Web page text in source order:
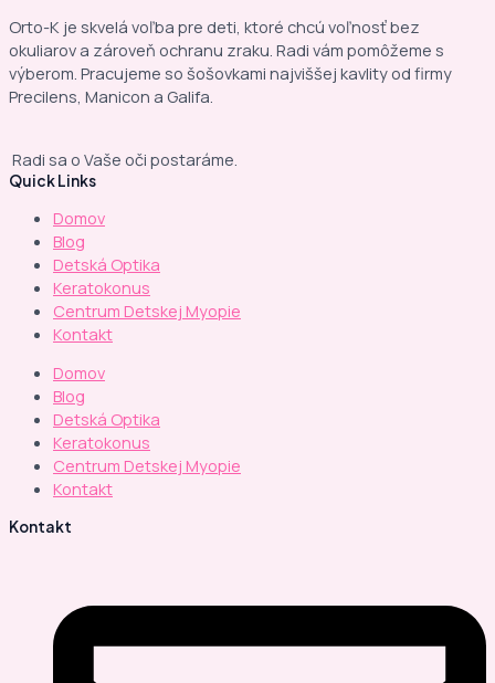
Orto-K je skvelá voľba pre deti, ktoré chcú voľnosť bez
okuliarov a zároveň ochranu zraku. Radi vám pomôžeme s
výberom. Pracujeme so šošovkami najviššej kavlity od firmy
Precilens, Manicon a Galifa.
Radi sa o Vaše oči postaráme.
Quick Links
Domov
Blog
Detská Optika
Keratokonus
Centrum Detskej Myopie
Kontakt
Domov
Blog
Detská Optika
Keratokonus
Centrum Detskej Myopie
Kontakt
Kontakt